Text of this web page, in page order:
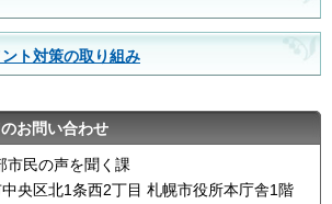
ト対策の取り組み
お問い合わせ
市民の声を聞く課
央区北1条西2丁目 札幌市役所本庁舎1階